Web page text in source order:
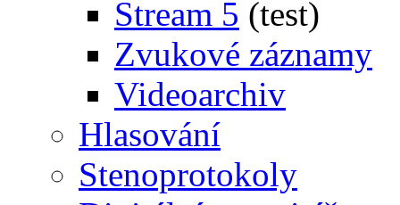
Stream 5 (test)
Zvukové záznamy
Videoarchiv
Hlasování
Stenoprotokoly